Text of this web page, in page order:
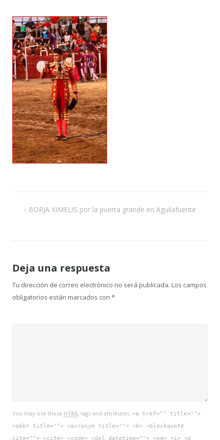
Navegación
BORJA XIMELIS por la puerta grande en Aguilafuente
Deja una respuesta
Tu dirección de correo electrónico no será publicada. Los campos
obligatorios están marcados con *
You may use these HTMLtags and attributes: <a href="" title="">
<abbr title=""> <acronym title=""> <b> <blockquote
cite=""> <cite> <code> <del datetime=""> <em> <i> <q